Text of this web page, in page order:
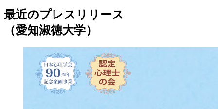
最近のプレスリリース
（愛知淑徳大学）